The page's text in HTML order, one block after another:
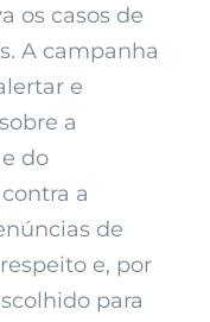
os casos de
A campanha
e
a
do
a
de
e, por
para